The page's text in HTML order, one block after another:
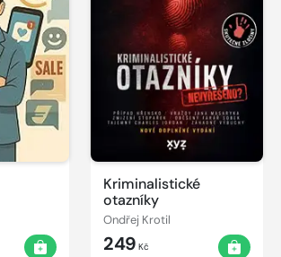
Kriminalistické
otazníky
Ondřej Krotil
249 Kč